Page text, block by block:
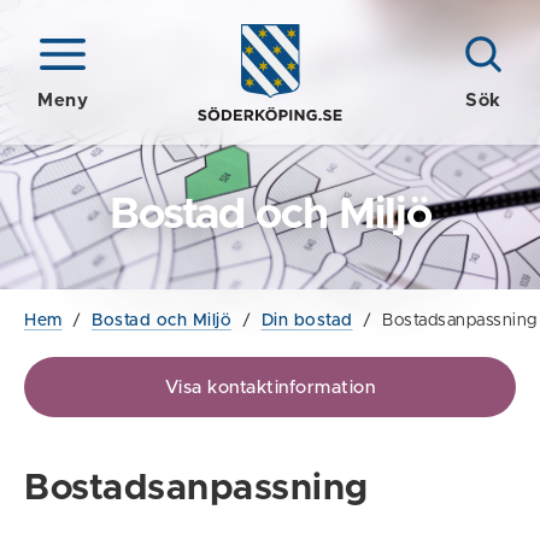
Meny Sök
Bostad och Miljö
Hem / Bostad och Miljö / Din bostad / Bostadsanpassning
Visa kontaktinformation
Bostadsanpassning